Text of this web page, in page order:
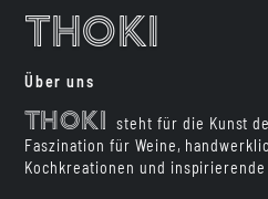
Thoki
Über uns
Thoki
steht für die Kunst
Faszination für Weine,
Kochkreationen und inspirierende